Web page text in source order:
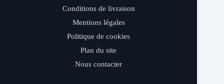
Conditions de livraison
Mentions légales
Politique de cookies
Plan du site
Nous contacter